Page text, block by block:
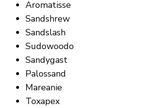
Aromatisse
Sandshrew
Sandslash
Sudowoodo
Sandygast
Palossand
Mareanie
Toxapex